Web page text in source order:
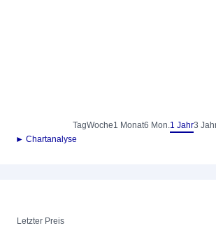
TagWoche1 Monat6 Mon.1 Jahr3
► Chartanalyse
Letzter Preis